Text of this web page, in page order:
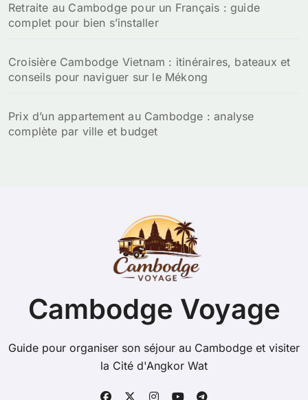
Retraite au Cambodge pour un Français : guide
complet pour bien s’installer
Croisière Cambodge Vietnam : itinéraires, bateaux et
conseils pour naviguer sur le Mékong
Prix d’un appartement au Cambodge : analyse
complète par ville et budget
Cambodge Voyage
Guide pour organiser son séjour au Cambodge et visiter
la Cité d'Angkor Wat